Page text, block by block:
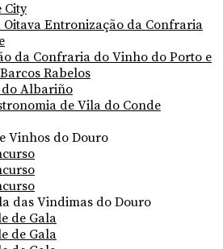
City
Oitava Entronização da Confraria
da Confraria do Vinho do Porto e
Rabelos
do Albariño
de Vila do Conde
Vinhos do Douro
das Vindimas do Douro
de Gala
de Gala